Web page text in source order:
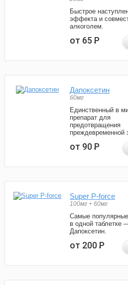
Быстрое
эффекта и
алкоголем.
от 65Р
Дапоксетин
60мг
Единственный в
препарат для
предотвращения
преждевременной
от 90Р
Super P-force
100мг + 60мг
Самые
в одной таблетке
Дапоксетин.
от 200Р